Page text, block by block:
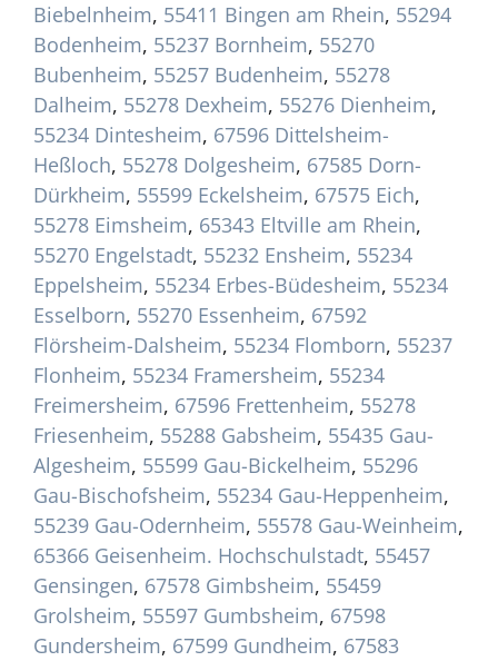
Biebelnheim, 55411 Bingen am Rhein, 55294
Bodenheim, 55237 Bornheim, 55270
Bubenheim, 55257 Budenheim, 55278
Dalheim, 55278 Dexheim, 55276 Dienheim,
55234 Dintesheim, 67596 Dittelsheim-
Heßloch, 55278 Dolgesheim, 67585 Dorn-
Dürkheim, 55599 Eckelsheim, 67575 Eich,
55278 Eimsheim, 65343 Eltville am Rhein,
55270 Engelstadt, 55232 Ensheim, 55234
Eppelsheim, 55234 Erbes-Büdesheim, 55234
Esselborn, 55270 Essenheim, 67592
Flörsheim-Dalsheim, 55234 Flomborn, 55237
Flonheim, 55234 Framersheim, 55234
Freimersheim, 67596 Frettenheim, 55278
Friesenheim, 55288 Gabsheim, 55435 Gau-
Algesheim, 55599 Gau-Bickelheim, 55296
Gau-Bischofsheim, 55234 Gau-Heppenheim,
55239 Gau-Odernheim, 55578 Gau-Weinheim,
65366 Geisenheim. Hochschulstadt, 55457
Gensingen, 67578 Gimbsheim, 55459
Grolsheim, 55597 Gumbsheim, 67598
Gundersheim, 67599 Gundheim, 67583